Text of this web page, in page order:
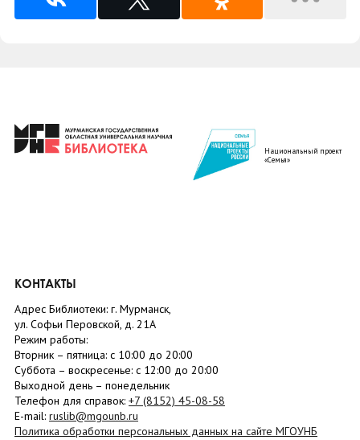
Национальный проект
«Семья»
КОНТАКТЫ
Адрес Библиотеки: г. Мурманск,
ул. Софьи Перовской, д. 21А
Режим работы:
Вторник – пятница: с 10:00 до 20:00
Суббота – воскресенье: c 12:00 до 20:00
Выходной день – понедельник
Телефон для справок: +7 (8152) 45-08-58
E-mail: ruslib@mgounb.ru
Политика обработки персональных данных на сайте МГОУНБ